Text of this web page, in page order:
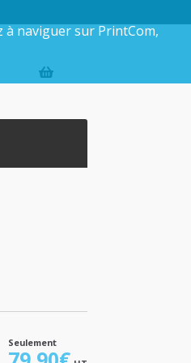
Seulement
naviguer sur PrintCom,